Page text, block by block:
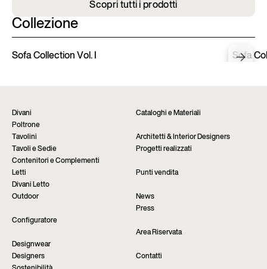
Scopri tutti i prodotti
Collezione
Sofa Collection Vol. I Sofa
Divani
Cataloghi e Materiali
Poltrone
Tavolini
Architetti & Interior Designers
Tavoli e Sedie
Progetti realizzati
Contenitori e Complementi
Letti
Punti vendita
Divani Letto
Outdoor
News
Press
Configuratore
Area Riservata
Designwear
Designers
Contatti